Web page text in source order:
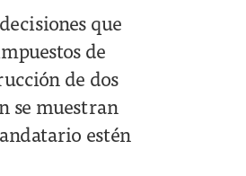
que
de
de dos
se muestran
estén